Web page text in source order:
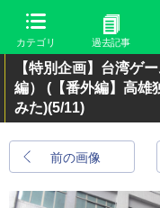
カテゴリ 過去記事
【特別企画】台湾ゲ
編） (【番外編】高雄
みた)(5/11)
前の画像